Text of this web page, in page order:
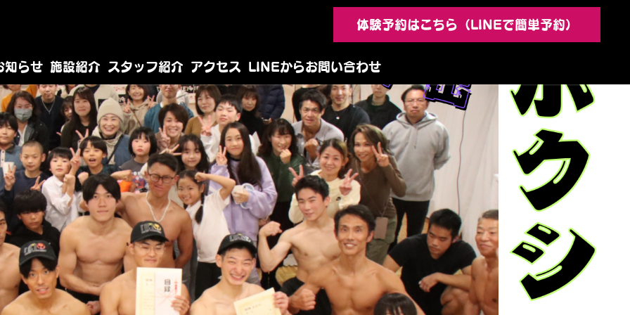
体験予約はこちら（LINEで簡単予約）
知らせ 施設紹介 スタッフ紹介 アクセス LINEからお問い合わせ